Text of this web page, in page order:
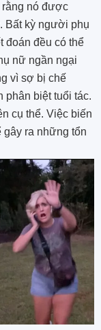
rằng nó được
Bất kỳ người phụ
đoán đều có thể
nữ ngần ngại
vì sợ bị chế
phân biệt tuổi tác.
cụ thể. Việc biến
gây ra những tổn